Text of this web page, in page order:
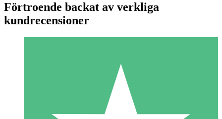
Individuella Kreditpaket
Betala per användning med nedladdningskrediter. Inget
Förtroende backat av verkliga
kundrecensioner